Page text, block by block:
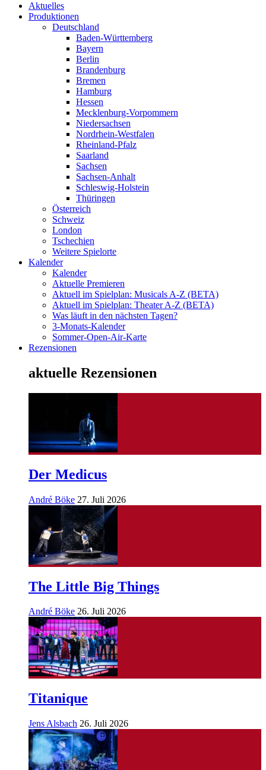
Aktuelles
Produktionen
Deutschland
Baden-Württemberg
Bayern
Berlin
Brandenburg
Bremen
Hamburg
Hessen
Mecklenburg-Vorpommern
Niedersachsen
Nordrhein-Westfalen
Rheinland-Pfalz
Saarland
Sachsen
Sachsen-Anhalt
Schleswig-Holstein
Thüringen
Österreich
Schweiz
London
Tschechien
Weitere Spielorte
Kalender
Kalender
Aktuelle Premieren
Aktuell im Spielplan: Musicals A-Z (BETA)
Aktuell im Spielplan: Theater A-Z (BETA)
Was läuft in den nächsten Tagen?
3-Monats-Kalender
Sommer-Open-Air-Karte
Rezensionen
aktuelle Rezensionen
Der Medicus
André Böke 27. Juli 2026
The Little Big Things
André Böke 26. Juli 2026
Titanique
Jens Alsbach 26. Juli 2026